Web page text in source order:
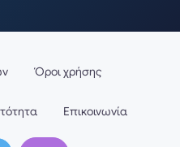
Όροι χρήσης
Επικοινωνία